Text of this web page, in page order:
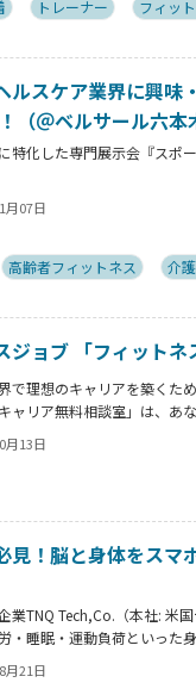
トレーナー フィッ
ルスケア業界に興味
（＠ベルサール六本
特化した専門展示会『スポ
ケア市場での販路拡大・協
ルサール六本木にて開催いた
ます。
月07日
高齢者フィットネス 介
ジョブ 「フィット
で理想のキャリアを築くた
ャリア無料相談室」は、あ
場選びをしたい
かず悩んでいる
月13日
見！脳と身体をス
業TNQ Tech,Co.（本社: 米
・睡眠・運動負荷といった
ス「モバイルパフォーマン
に至る経緯を訊きました。
月21日